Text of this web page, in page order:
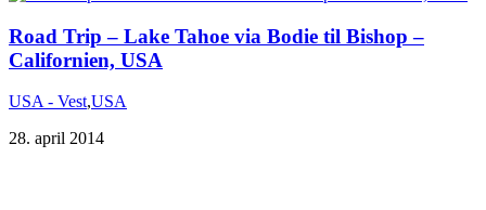
Road Trip – Lake Tahoe via Bodie til Bishop –
Californien, USA
USA - Vest,USA
28. april 2014